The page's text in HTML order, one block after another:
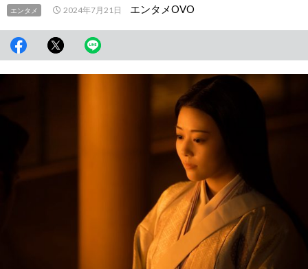
エンタメ 2024年7月21日 エンタメOVO